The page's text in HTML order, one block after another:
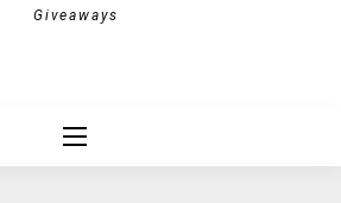
Giveaways